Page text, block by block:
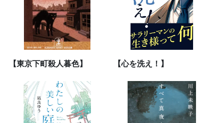
【東京下町殺人暮色】 【心を洗え！】